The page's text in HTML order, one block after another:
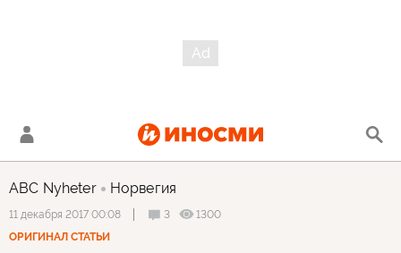
ABC Nyheter Норвегия
11 декабря 2017 00:08 3
1300
ОРИГИНАЛ СТАТЬИ